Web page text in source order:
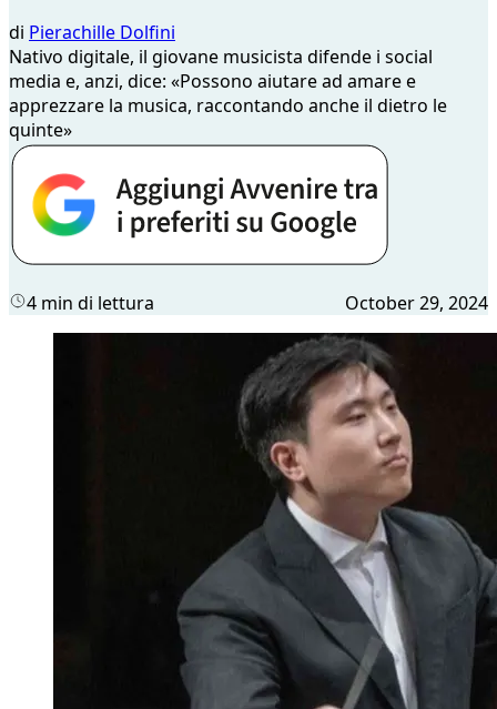
di Pierachille Dolfini
Nativo digitale, il giovane musicista difende i social
media e, anzi, dice: «Possono aiutare ad amare e
apprezzare la musica, raccontando anche il dietro le
quinte»
4 min di lettura October 29, 2024